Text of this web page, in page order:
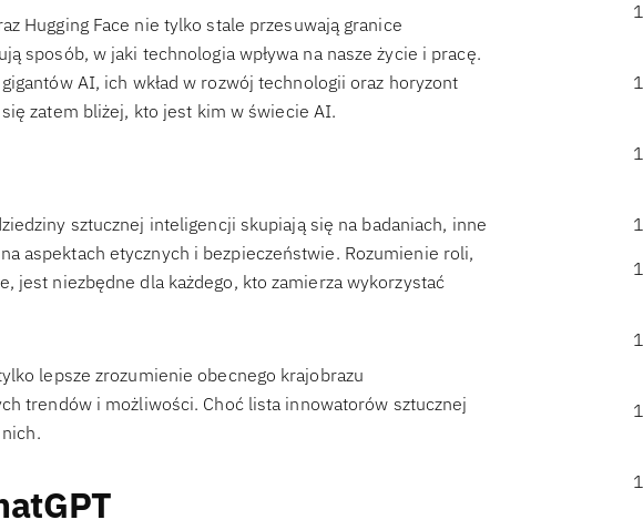
Hugging Face nie tylko stale przesuwają granice
sposób, w jaki technologia wpływa na nasze życie i pracę.
AI, ich wkład w rozwój technologii oraz horyzont
zatem bliżej, kto jest kim w świecie AI.
sztucznej inteligencji skupiają się na badaniach, inne
aspektach etycznych i bezpieczeństwie. Rozumienie roli,
jest niezbędne dla każdego, kto zamierza wykorzystać
lepsze zrozumienie obecnego krajobrazu
trendów i możliwości. Choć lista innowatorów sztucznej